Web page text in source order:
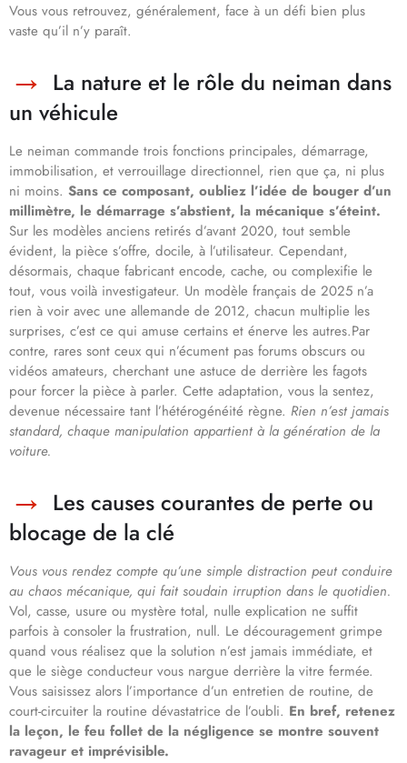
Vous vous retrouvez, généralement, face à un défi bien plus
vaste qu’il n’y paraît.
La nature et le rôle du neiman dans
un véhicule
Le neiman commande trois fonctions principales, démarrage,
immobilisation, et verrouillage directionnel, rien que ça, ni plus
ni moins. Sans ce composant, oubliez l’idée de bouger d’un
millimètre, le démarrage s’abstient, la mécanique s’éteint.
Sur les modèles anciens retirés d’avant 2020, tout semble
évident, la pièce s’offre, docile, à l’utilisateur. Cependant,
désormais, chaque fabricant encode, cache, ou complexifie le
tout, vous voilà investigateur. Un modèle français de 2025 n’a
rien à voir avec une allemande de 2012, chacun multiplie les
surprises, c’est ce qui amuse certains et énerve les autres.Par
contre, rares sont ceux qui n’écument pas forums obscurs ou
vidéos amateurs, cherchant une astuce de derrière les fagots
pour forcer la pièce à parler. Cette adaptation, vous la sentez,
devenue nécessaire tant l’hétérogénéité règne. Rien n’est jamais
standard, chaque manipulation appartient à la génération de la
voiture.
Les causes courantes de perte ou
blocage de la clé
Vous vous rendez compte qu’une simple distraction peut conduire
au chaos mécanique, qui fait soudain irruption dans le quotidien.
Vol, casse, usure ou mystère total, nulle explication ne suffit
parfois à consoler la frustration, null. Le découragement grimpe
quand vous réalisez que la solution n’est jamais immédiate, et
que le siège conducteur vous nargue derrière la vitre fermée.
Vous saisissez alors l’importance d’un entretien de routine, de
court-circuiter la routine dévastatrice de l’oubli. En bref, retenez
la leçon, le feu follet de la négligence se montre souvent
ravageur et imprévisible.